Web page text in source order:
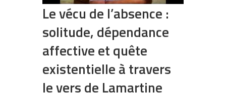
Le vécu de l’absence :
solitude, dépendance
affective et quête
existentielle à travers
le vers de Lamartine